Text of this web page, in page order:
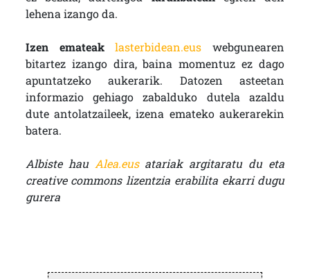
lehena izango da.
Izen emateak lasterbidean.eus webgunearen
bitartez izango dira, baina momentuz ez dago
apuntatzeko aukerarik. Datozen asteetan
informazio gehiago zabalduko dutela azaldu
dute antolatzaileek, izena emateko aukerarekin
batera.
Albiste hau Alea.eusatariak argitaratu du eta
creative commons lizentzia erabilita ekarri dugu
gurera